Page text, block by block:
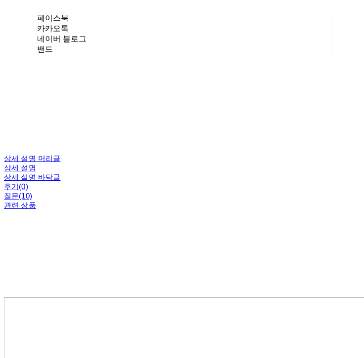
페이스북
카카오톡
네이버 블로그
밴드
상세 설명 머리글
상세 설명
상세 설명 바닥글
후기(0)
질문(10)
관련 상품